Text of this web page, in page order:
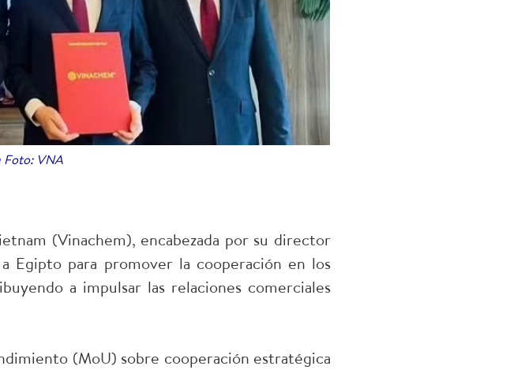
Foto: VNA
(Vinachem), encabezada por su director
Egipto para promover la cooperación en los
a impulsar las relaciones comerciales
(MoU) sobre cooperación estratégica